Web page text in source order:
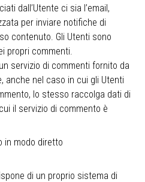
dall’Utente ci sia l’email,
per inviare notifiche di
contenuto. Gli Utenti sono
propri commenti.
servizio di commenti fornito da
anche nel caso in cui gli Utenti
lo stesso raccolga dati di
il servizio di commento è
in modo diretto
di un proprio sistema di